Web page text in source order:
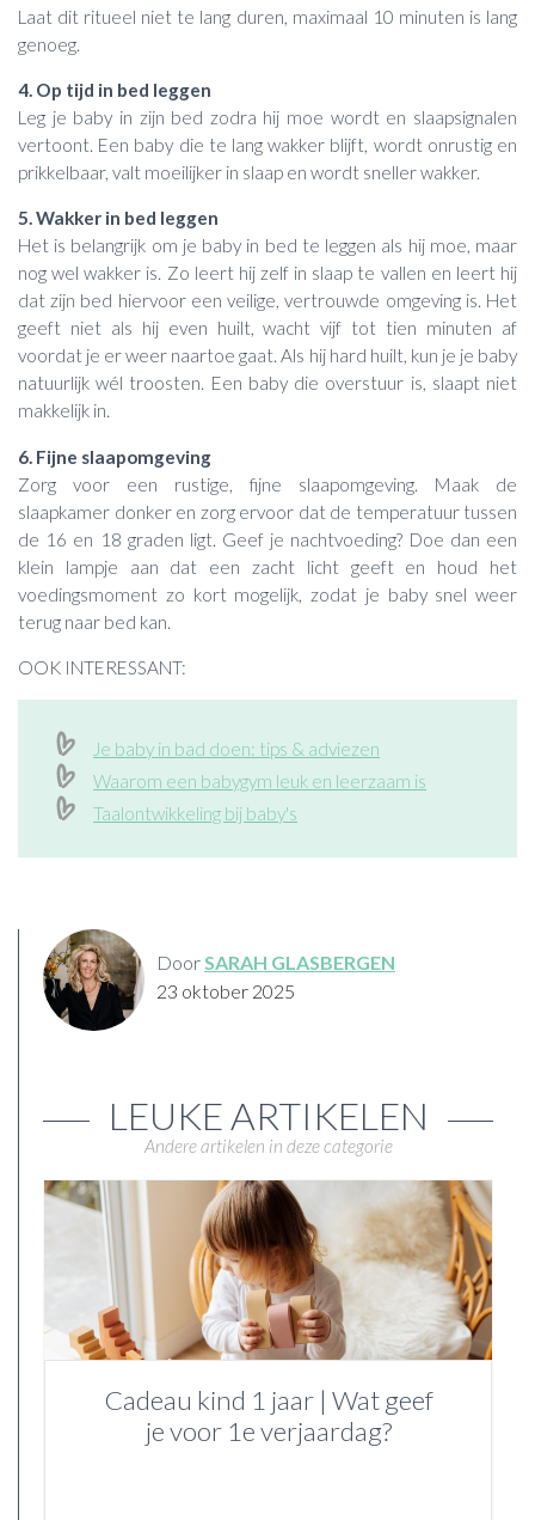
Laat dit ritueel niet te lang duren, maximaal 10 minuten is lang
genoeg.
4. Op tijd in bed leggen
Leg je baby in zijn bed zodra hij moe wordt en slaapsignalen
vertoont. Een baby die te lang wakker blijft, wordt onrustig en
prikkelbaar, valt moeilijker in slaap en wordt sneller wakker.
5. Wakker in bed leggen
Het is belangrijk om je baby in bed te leggen als hij moe, maar
nog wel wakker is. Zo leert hij zelf in slaap te vallen en leert hij
dat zijn bed hiervoor een veilige, vertrouwde omgeving is. Het
geeft niet als hij even huilt, wacht vijf tot tien minuten af
voordat je er weer naartoe gaat. Als hij hard huilt, kun je je baby
natuurlijk wél troosten. Een baby die overstuur is, slaapt niet
makkelijk in.
6. Fijne slaapomgeving
Zorg voor een rustige, fijne slaapomgeving. Maak de
slaapkamer donker en zorg ervoor dat de temperatuur tussen
de 16 en 18 graden ligt. Geef je nachtvoeding? Doe dan een
klein lampje aan dat een zacht licht geeft en houd het
voedingsmoment zo kort mogelijk, zodat je baby snel weer
terug naar bed kan.
OOK INTERESSANT:
Je baby in bad doen: tips & adviezen
Waarom een babygym leuk en leerzaam is
Taalontwikkeling bij baby's
DoorSARAH GLASBERGEN
23 oktober 2025
LEUKE ARTIKELEN
Andere artikelen in deze categorie
Cadeau kind 1 jaar | Wat geef
je voor 1e verjaardag?